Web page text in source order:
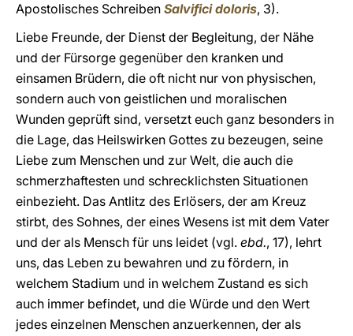
Apostolisches Schreiben Salvifici doloris, 3).
Liebe Freunde, der Dienst der Begleitung, der Nähe
und der Fürsorge gegenüber den kranken und
einsamen Brüdern, die oft nicht nur von physischen,
sondern auch von geistlichen und moralischen
Wunden geprüft sind, versetzt euch ganz besonders in
die Lage, das Heilswirken Gottes zu bezeugen, seine
Liebe zum Menschen und zur Welt, die auch die
schmerzhaftesten und schrecklichsten Situationen
einbezieht. Das Antlitz des Erlösers, der am Kreuz
stirbt, des Sohnes, der eines Wesens ist mit dem Vater
und der als Mensch für uns leidet (vgl. ebd., 17), lehrt
uns, das Leben zu bewahren und zu fördern, in
welchem Stadium und in welchem Zustand es sich
auch immer befindet, und die Würde und den Wert
jedes einzelnen Menschen anzuerkennen, der als